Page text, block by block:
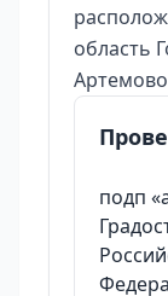
область
Артемово
подп